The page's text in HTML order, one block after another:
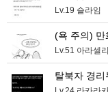
Lv.19 슬라임
(욕 주의) 만
Lv.51 아라셀리
탈북자 경